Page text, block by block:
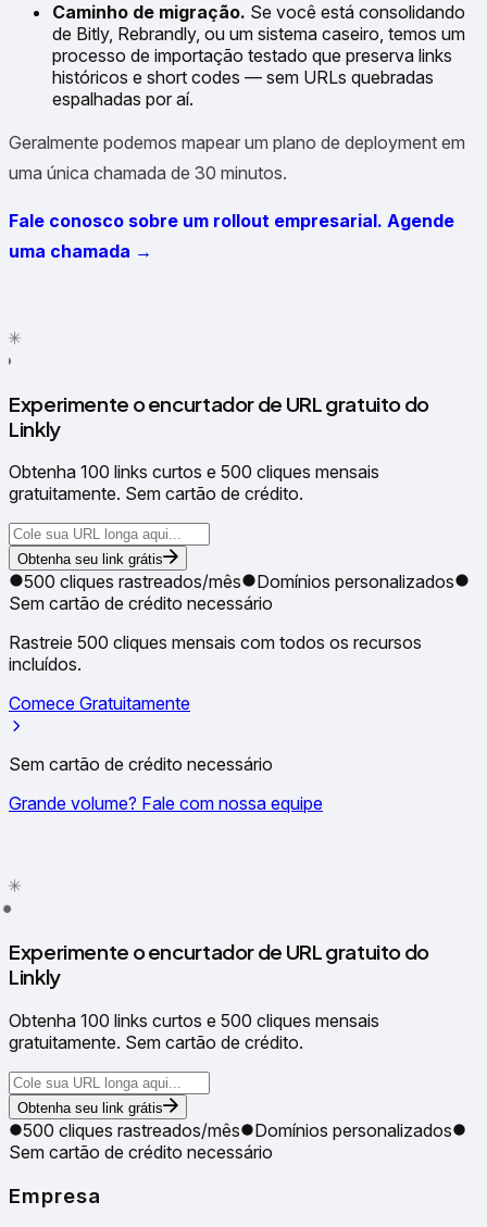
Caminho de migração. Se você está consolidando
de Bitly, Rebrandly, ou um sistema caseiro, temos um
processo de importação testado que preserva links
históricos e short codes — sem URLs quebradas
espalhadas por aí.
Geralmente podemos mapear um plano de deployment em
uma única chamada de 30 minutos.
Fale conosco sobre um rollout empresarial. Agende
uma chamada →
●
Experimente o encurtador de URL gratuito do
Linkly
Obtenha 100 links curtos e 500 cliques mensais
gratuitamente. Sem cartão de crédito.
Obtenha seu link grátis
500 cliques rastreados/mês
Domínios personalizados
Sem cartão de crédito necessário
Rastreie 500 cliques mensais com todos os recursos
incluídos.
Comece Gratuitamente
Sem cartão de crédito necessário
Grande volume? Fale com nossa equipe
●
Experimente o encurtador de URL gratuito do
Linkly
Obtenha 100 links curtos e 500 cliques mensais
gratuitamente. Sem cartão de crédito.
Obtenha seu link grátis
500 cliques rastreados/mês
Domínios personalizados
Sem cartão de crédito necessário
Empresa